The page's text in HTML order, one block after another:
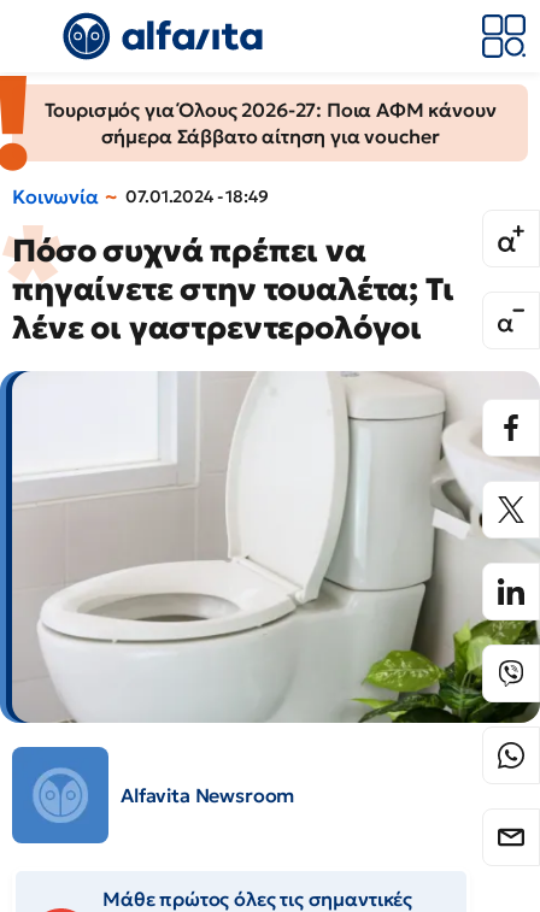
Τουρισμός για Όλους 2026-27: Ποια ΑΦΜ κάνουν
σήμερα Σάββατο αίτηση για voucher
Κοινωνία 07.01.2024 - 18:49
Πόσο συχνά πρέπει να
πηγαίνετε στην τουαλέτα; Τι
λένε οι γαστρεντερολόγοι
Alfavita Newsroom
Μάθε πρώτος όλες τις σημαντικές